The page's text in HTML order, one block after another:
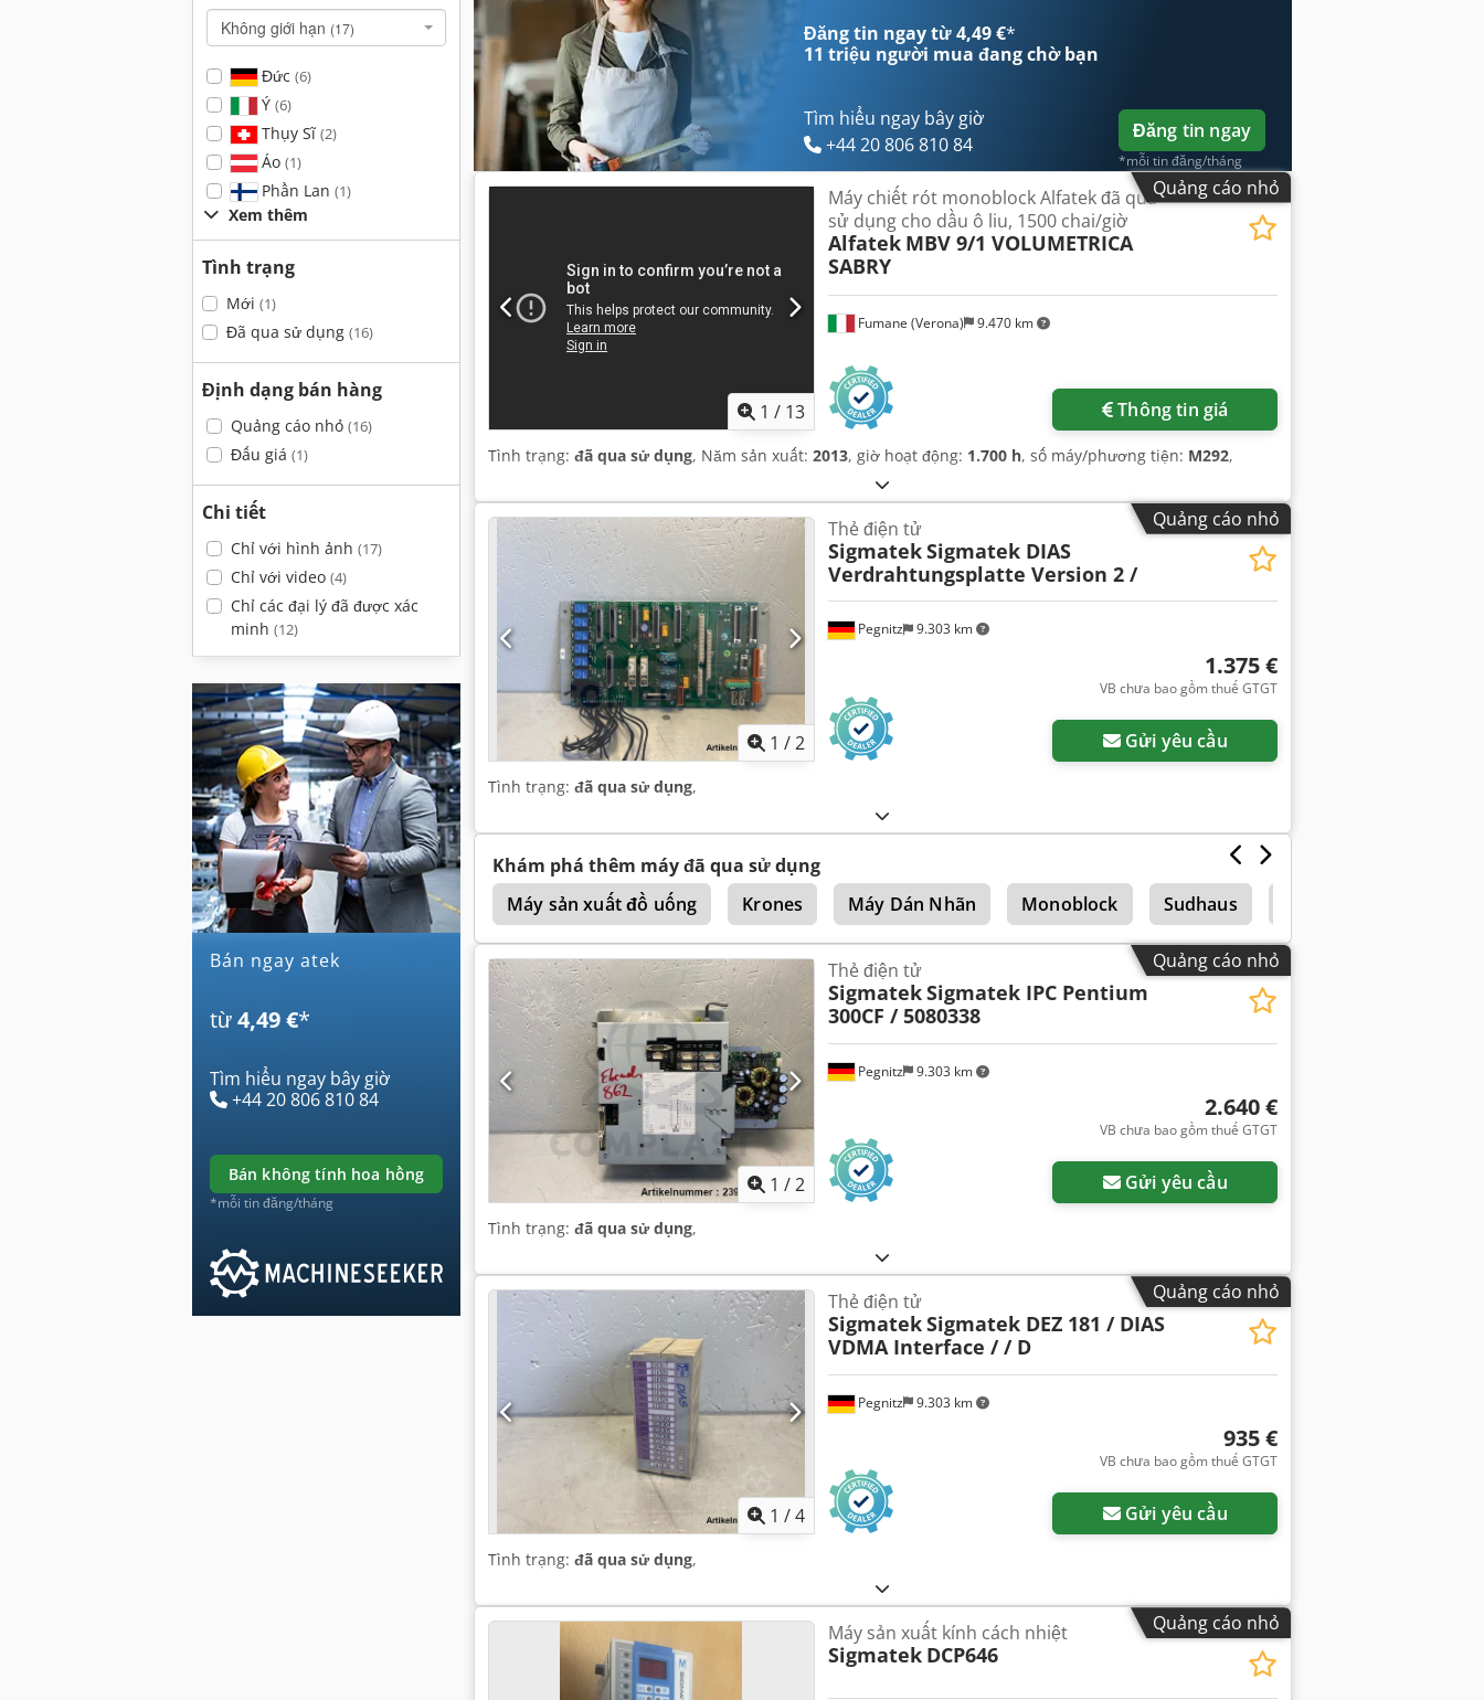
Không giới hạn (17)
Đức (6)
Ý (6)
Thụy Sĩ(2)
Áo (1)
Phần Lan (1)
Xem thêm
Tình trạng
Mới (1)
Đã qua sử dụng (16)
Định dạng bán hàng
Quảng cáo nhỏ (16)
Đấu giá (1)
Chi tiết
Chỉ với hình ảnh (17)
Chỉ với video (4)
Chỉ các đại lý đã được xác
minh (12)
Bán ngay atek
từ4,49 €*
Tìm hiểu ngay bây giờ
+44 20 806 810 84
bán không tính hoa hồng
*mỗi tin đăng/tháng
Đăng tin ngay từ 4,49 €*
11 triệu người mua đang chờ bạn
Tìm hiểu ngay bây giờ
+44 20 806 810 84
Đăng tin ngay
*mỗi tin đăng/tháng
Quảng cáo nhỏ
1 / 13
Fumane (Verona) 9.470 km
Máy chiết rót monoblock Alfatek đã qua
sử dụng cho dầu ô liu, 1500 chai/giờ
Alfatek MBV 9/1 VOLUMETRICA
SABRY
Thông tin giá
Tình trạng: đã qua sử dụng, Năm sản xuất: 2013, giờ hoạt động: 1.700 h, số máy/phương tiện: M292,
Quảng cáo nhỏ
Yêu cầu thêm hình ảnh
1 /2
Pegnitz 9.303 km
Thẻ điện tử
SigmatekSigmatek DIAS
Verdrahtungsplatte Version 2 /
1.375 €
VB chưa bao gồm thuế GTGT
Gửi yêu cầu
Tình trạng: đã qua sử dụng,
Khám phá thêm máy đã qua sử dụng
Máy sản xuất đồ uống
Krones Máy Dán Nhãn Monoblock Sudhaus
Walterscheid-Phụ Tùng Ôtô
Quảng cáo nhỏ
Yêu cầu thêm hình ảnh
1 /2
Pegnitz 9.303 km
Thẻ điện tử
SigmatekSigmatek IPC Pentium
300CF / 5080338
2.640 €
VB chưa bao gồm thuế GTGT
Gửi yêu cầu
Tình trạng: đã qua sử dụng,
Quảng cáo nhỏ
1 /4
Pegnitz 9.303 km
Thẻ điện tử
SigmatekSigmatek DEZ 181 / DIAS
VDMA Interface / / D
935 €
VB chưa bao gồm thuế GTGT
Gửi yêu cầu
Tình trạng: đã qua sử dụng,
Quảng cáo nhỏ
Máy sản xuất kính cách nhiệt
Sigmatek DCP646